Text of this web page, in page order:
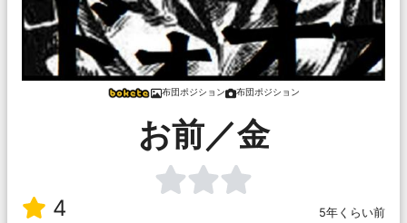
布団ポジション 布団ポジション
お前／金
4 5年くらい前